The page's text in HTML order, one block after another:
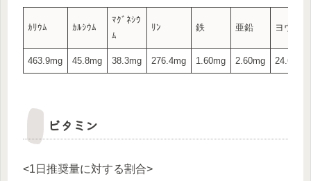
ｶﾘｳﾑ ｶﾙｼｳﾑ
ﾏｸﾞﾈｼｳ
ﾑ
ﾘﾝ 鉄 亜鉛 ヨウ素
463.9mg 45.8mg 38.3mg 276.4mg 1.60mg 2.60mg 24.60μg
ビタミン
<1日推奨量に対する割合>